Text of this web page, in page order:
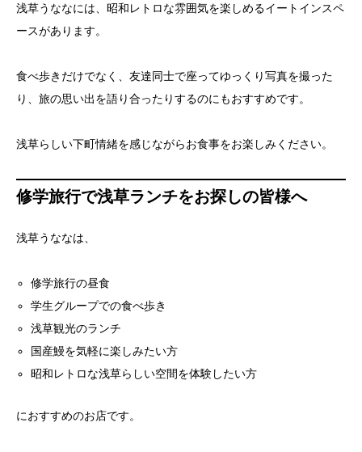
浅草うななには、昭和レトロな雰囲気を楽しめるイートインスペ
ースがあります。
食べ歩きだけでなく、友達同士で座ってゆっくり写真を撮った
り、旅の思い出を語り合ったりするのにもおすすめです。
浅草らしい下町情緒を感じながらお食事をお楽しみください。
修学旅行で浅草ランチをお探しの皆様へ
浅草うななは、
修学旅行の昼食
学生グループでの食べ歩き
浅草観光のランチ
国産鰻を気軽に楽しみたい方
昭和レトロな浅草らしい空間を体験したい方
におすすめのお店です。